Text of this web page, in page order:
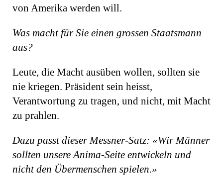
von Amerika werden will.
Was macht für Sie einen grossen Staatsmann
aus?
Leute, die Macht ausüben wollen, sollten sie
nie kriegen. Präsident sein heisst,
Verantwortung zu tragen, und nicht, mit Macht
zu prahlen.
Dazu passt dieser Messner-Satz: «Wir Männer
sollten unsere Anima-Seite entwickeln und
nicht den Übermenschen spielen.»